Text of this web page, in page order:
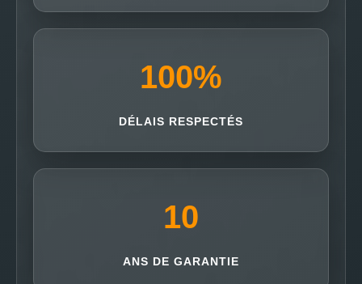
100%
DÉLAIS RESPECTÉS
10
ANS DE GARANTIE